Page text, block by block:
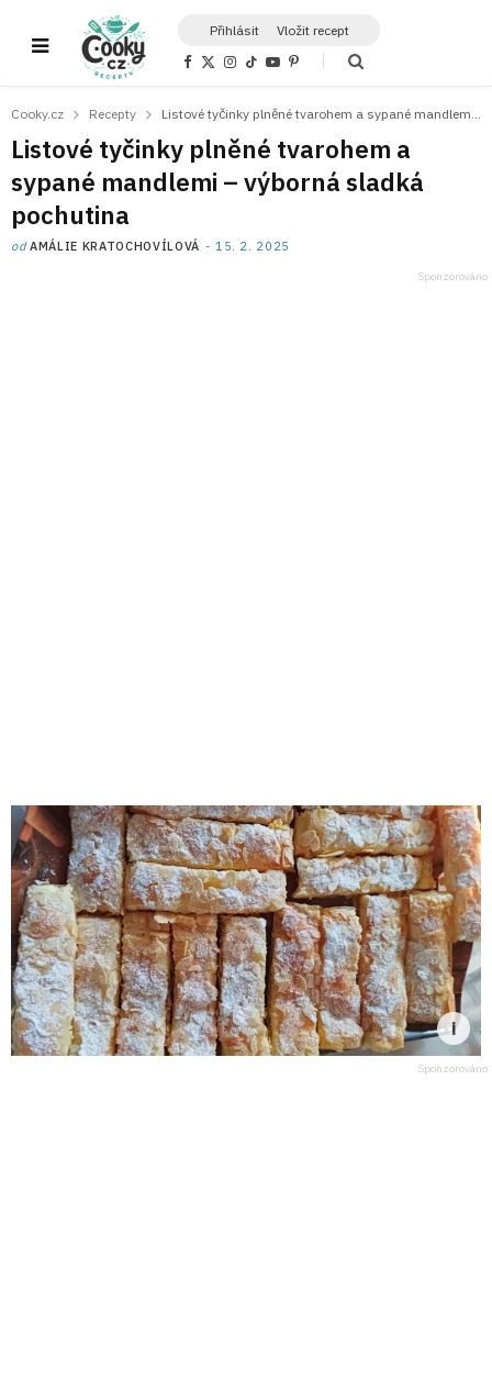
Přihlásit Vložit recept
F
b
o
k
X
i
t
e
r
)
I
a
r
a
m
T
o
Y
u
e
P
e
e
s
t
Cooky.cz Recepty
Listové tyčinky plněné tvarohem a
sypané mandlemi – výborná sladká
pochutina
odAMÁLIE KRATOCHOVÍLOVÁ 15. 2. 2025